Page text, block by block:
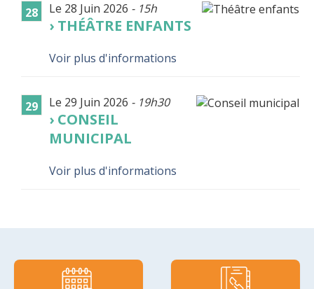
28 Le 28 Juin 2026 - 15h
THÉÂTRE ENFANTS
Voir plus d'informations
29 Le 29 Juin 2026 - 19h30
CONSEIL
MUNICIPAL
Voir plus d'informations